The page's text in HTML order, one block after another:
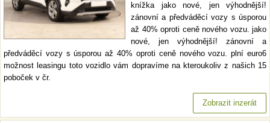
knížka jako nové, jen výhodnější!
zánovní a předváděcí vozy s úsporou
až 40% oproti ceně nového vozu. jako
nové, jen výhodnější! zánovní a
předváděcí vozy s úsporou až 40% oproti ceně nového vozu. plní euro6
možnost leasingu toto vozidlo vám dopravíme na kteroukoliv z našich 15
poboček v čr.
Zobrazit inzerát